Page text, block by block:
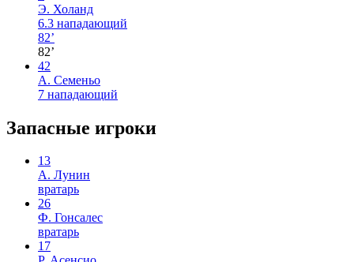
Э. Холанд
6.3 нападающий
82’
82’
42
А. Семеньо
7 нападающий
Запасные игроки
13
А. Лунин
вратарь
26
Ф. Гонсалес
вратарь
17